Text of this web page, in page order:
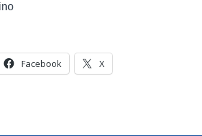
Facebook X